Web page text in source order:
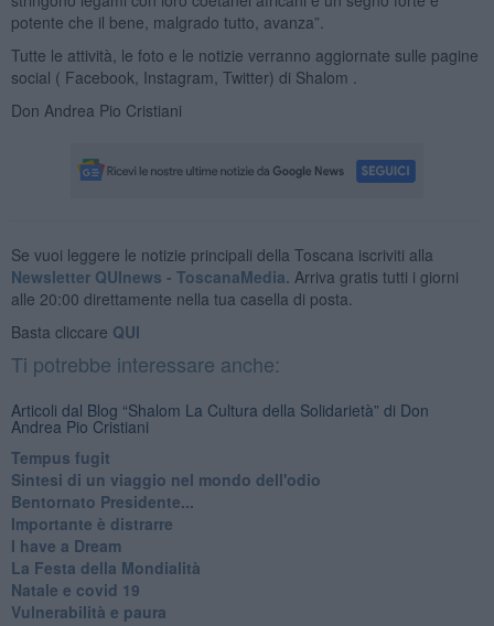
potente che il bene, malgrado tutto, avanza”.
Tutte le attività, le foto e le notizie verranno aggiornate sulle pagine
social ( Facebook, Instagram, Twitter) di Shalom .
Don Andrea Pio Cristiani
Se vuoi leggere le notizie principali della Toscana iscriviti alla
Newsletter QUInews - ToscanaMedia. Arriva gratis tutti i giorni
alle 20:00 direttamente nella tua casella di posta.
Basta cliccare QUI
Ti potrebbe interessare anche:
Articoli dal Blog “Shalom La Cultura della Solidarietà” di Don
Andrea Pio Cristiani
​Tempus fugit
​Sintesi di un viaggio nel mondo dell'odio
Bentornato Presidente...
Importante è distrarre
​I have a Dream
La Festa della Mondialità
Natale e covid 19
Vulnerabilità e paura